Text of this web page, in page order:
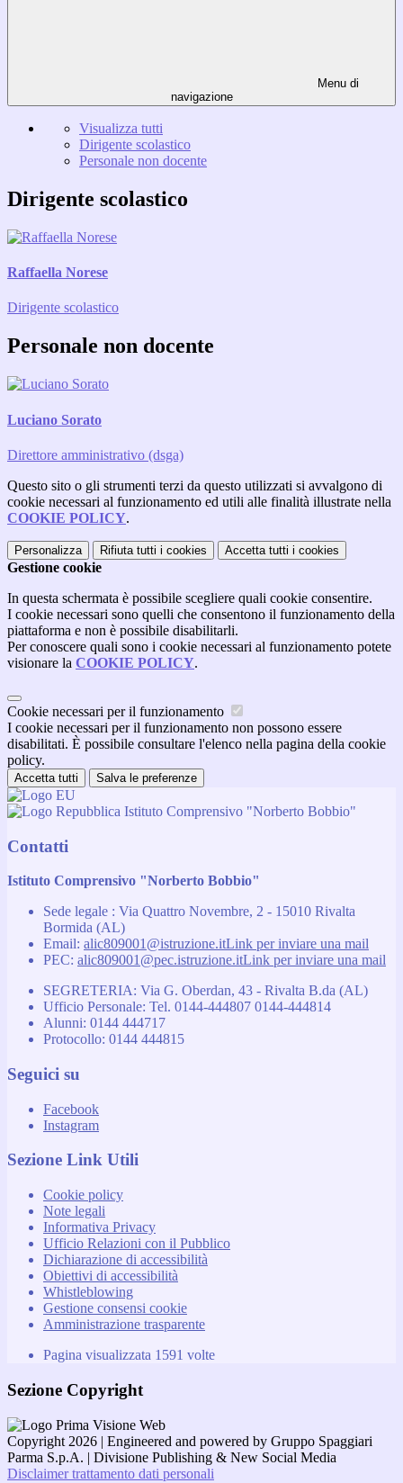
Menu di
navigazione
Visualizza tutti
Dirigente scolastico
Personale non docente
Dirigente scolastico
Raffaella Norese
Dirigente scolastico
Personale non docente
Luciano Sorato
Direttore amministrativo (dsga)
Questo sito o gli strumenti terzi da questo utilizzati si avvalgono di
cookie necessari al funzionamento ed utili alle finalità illustrate nella
COOKIE POLICY.
Personalizza Rifiuta tutti i cookies Accetta tutti i cookies
Gestione cookie
In questa schermata è possibile scegliere quali cookie consentire.
I cookie necessari sono quelli che consentono il funzionamento della
piattaforma e non è possibile disabilitarli.
Per conoscere quali sono i cookie necessari al funzionamento potete
visionare la COOKIE POLICY.
Cookie necessari per il funzionamento
I cookie necessari per il funzionamento non possono essere
disabilitati. È possibile consultare l'elenco nella pagina della cookie
policy.
Accetta tutti Salva le preferenze
Istituto Comprensivo "Norberto Bobbio"
Contatti
Istituto Comprensivo "Norberto Bobbio"
Sede legale : Via Quattro Novembre, 2 - 15010 Rivalta
Bormida (AL)
Email: alic809001@istruzione.itLink per inviare una mail
PEC: alic809001@pec.istruzione.itLink per inviare una mail
SEGRETERIA: Via G. Oberdan, 43 - Rivalta B.da (AL)
Ufficio Personale: Tel. 0144-444807 0144-444814
Alunni: 0144 444717
Protocollo: 0144 444815
Seguici su
Facebook
Instagram
Sezione Link Utili
Cookie policy
Note legali
Informativa Privacy
Ufficio Relazioni con il Pubblico
Dichiarazione di accessibilità
Obiettivi di accessibilità
Whistleblowing
Gestione consensi cookie
Amministrazione trasparente
Pagina visualizzata 1591 volte
Sezione Copyright
Copyright 2026 | Engineered and powered by Gruppo Spaggiari
Parma S.p.A. | Divisione Publishing & New Social Media
Disclaimer trattamento dati personali